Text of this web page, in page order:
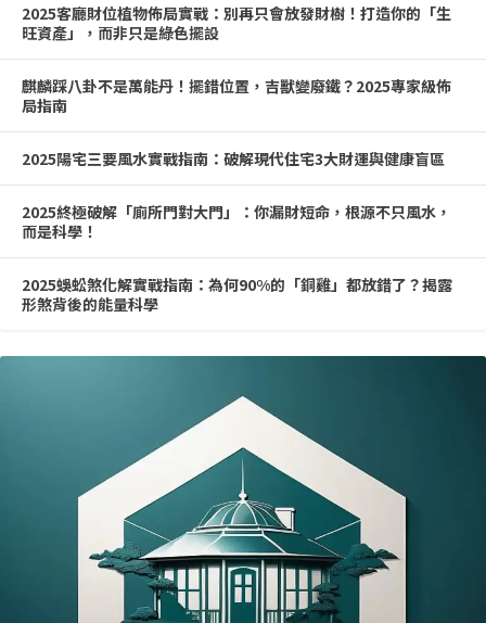
2025客廳財位植物佈局實戰：別再只會放發財樹！打造你的「生
旺資產」，而非只是綠色擺設
麒麟踩八卦不是萬能丹！擺錯位置，吉獸變廢鐵？2025專家級佈
局指南
2025陽宅三要風水實戰指南：破解現代住宅3大財運與健康盲區
2025終極破解「廁所門對大門」：你漏財短命，根源不只風水，
而是科學！
2025蜈蚣煞化解實戰指南：為何90%的「銅雞」都放錯了？揭露
形煞背後的能量科學